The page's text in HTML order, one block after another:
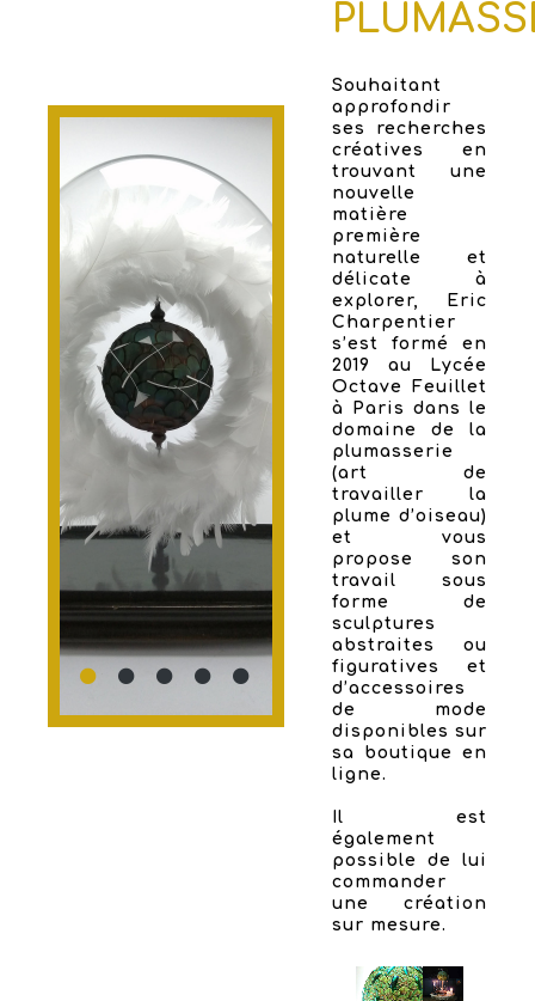
Souhaitant
approfondir
ses recherches
créatives en
trouvant une
nouvelle
matière
première
naturelle et
délicate à
explorer, Eric
Charpentier
s’est formé en
2019 au Lycée
Octave Feuillet
à Paris dans le
domaine de la
plumasserie
(art de
travailler la
plume d’oiseau)
et vous
propose son
travail sous
forme de
sculptures
abstraites ou
figuratives et
d’accessoires
de mode
disponibles sur
sa boutique en
ligne.
Il est
également
possible de lui
commander
une création
sur mesure.